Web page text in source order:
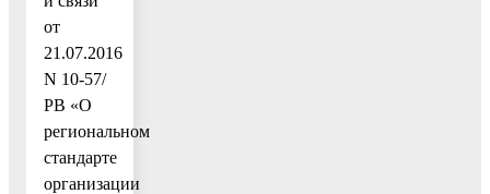
от
21.07.2016
N 10-57/
РВ «О
региональном
стандарте
организации